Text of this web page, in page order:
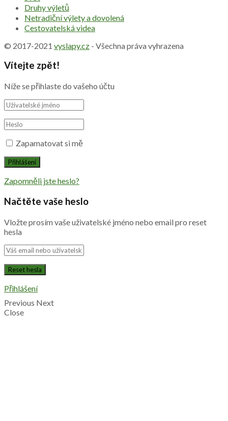
Druhy výletů
Netradiční výlety a dovolená
Cestovatelská videa
© 2017-2021 vyslapy.cz - Všechna práva vyhrazena
Vítejte zpět!
Níže se přihlaste do vašeho účtu
Zapamatovat si mě
Zapomněli jste heslo?
Načtěte vaše heslo
Vložte prosím vaše uživatelské jméno nebo email pro reset
hesla
Přihlášení
Previous Next
Close